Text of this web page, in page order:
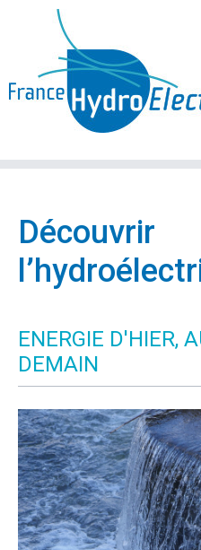
Découvrir
ENERGIE D'HIER,
DEMAIN